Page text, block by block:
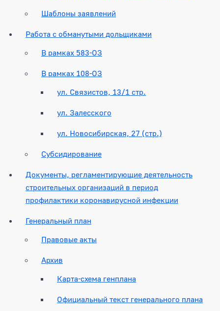
Шаблоны заявлений
Работа с обманутыми дольщиками
В рамках 583-ОЗ
В рамках 108-ОЗ
ул. Связистов, 13/1 стр.
ул. Залесского
ул. Новосибирская, 27 (стр.)
Субсидирование
Документы, регламентирующие деятельность
строительных организаций в период
профилактики коронавирусной инфекции
Генеральный план
Правовые акты
Архив
Карта-схема генплана
Официальный текст генерального плана